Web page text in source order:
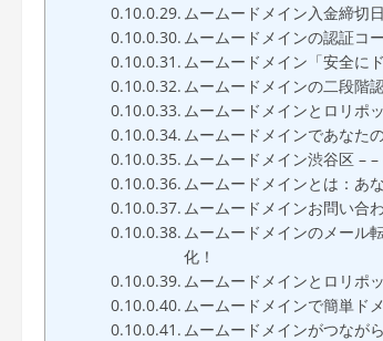
ムームードメイン入金締切
ムームードメインの認証コ
ムームードメイン「安全に
ムームードメインの二段階
ムームードメインとロリポ
ムームードメインであなた
ムームードメイン渋谷区 –
ムームードメインとは：あ
ムームードメインお問い合
ムームードメインのメール
化！
ムームードメインとロリポ
ムームードメインで簡単ド
ムームードメインがつなが